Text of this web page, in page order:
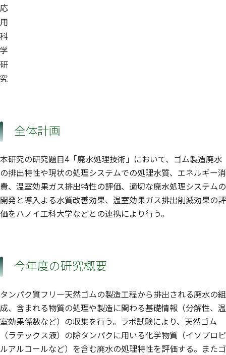
応
用
科
学
研
究
全体計画
本研究の研究題目4「廃水処理技術」において、ゴム製造廃水
の排出特性や現状の処理システムでの処理水質、エネルギー消
費、温室効果ガス排出特性の評価、適切な廃水処理システムの
開発と導入よる水質改善効果、温室効果ガス排出削減効果の評
価をハノイ工科大学などとの連携により行う。
今年度の研究概要
タンパク質フリー天然ゴムの製造工程から排出される廃水の組
成、含まれる物質の処理や製造に関わる基礎情報（分解性、温
室効果係数など）の収集を行う。ラボ試験により、天然ゴム
（ラテックス液）の除タンパクに用いる化学物質（イソプロピ
ルアルコールなど）を含む廃水の処理特性を評価する。またゴ